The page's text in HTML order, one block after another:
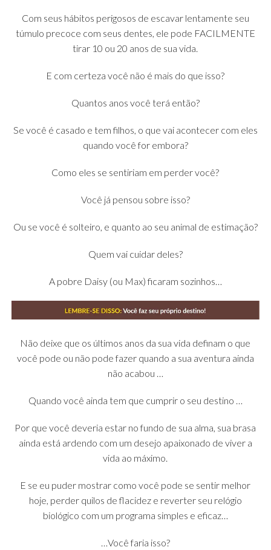
Com seus hábitos perigosos de escavar lentamente seu
túmulo precoce com seus dentes, ele pode FACILMENTE
tirar 10 ou 20 anos de sua vida.
E com certeza você não é mais do que isso?
Quantos anos você terá então?
Se você é casado e tem filhos, o que vai acontecer com eles
quando você for embora?
Como eles se sentiriam em perder você?
Você já pensou sobre isso?
Ou se você é solteiro, e quanto ao seu animal de estimação?
Quem vai cuidar deles?
A pobre Daisy (ou Max) ficaram sozinhos…
Não deixe que os últimos anos da sua vida definam o que
você pode ou não pode fazer quando a sua aventura ainda
não acabou …
Quando você ainda tem que cumprir o seu destino …
Por que você deveria estar no fundo de sua alma, sua brasa
ainda está ardendo com um desejo apaixonado de viver a
vida ao máximo.
E se eu puder mostrar como você pode se sentir melhor
hoje, perder quilos de flacidez e reverter seu relógio
biológico com um programa simples e eficaz…
…Você faria isso?